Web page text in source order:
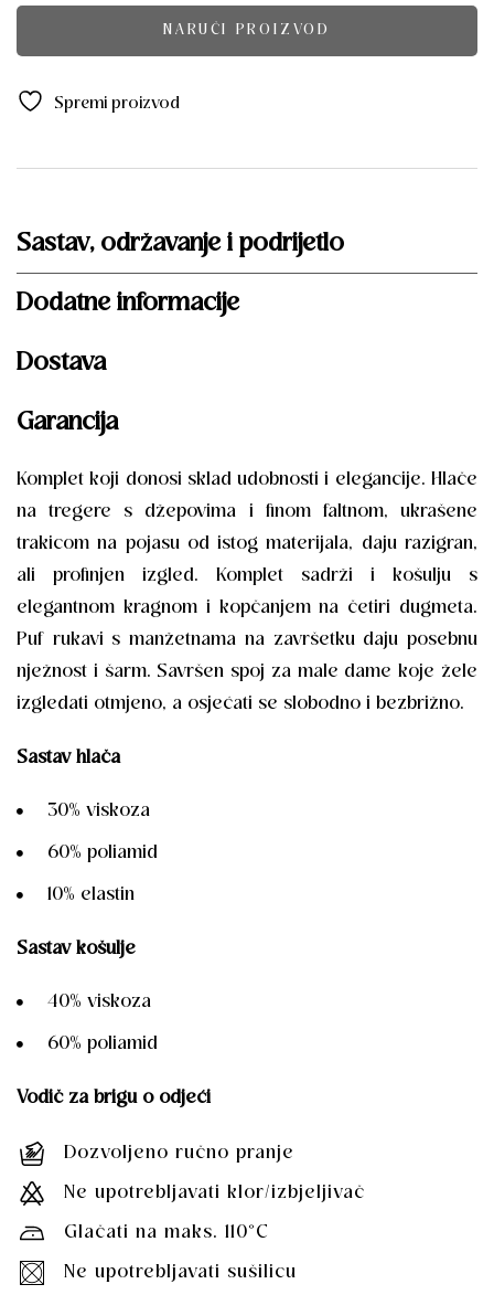
NARUČI PROIZVOD
Spremi proizvod
Sastav, održavanje i podrijetlo
Dodatne informacije
Dostava
Garancija
Komplet koji donosi sklad udobnosti i elegancije. Hlače
na tregere s džepovima i finom faltnom, ukrašene
trakicom na pojasu od istog materijala, daju razigran,
ali profinjen izgled. Komplet sadrži i košulju s
elegantnom kragnom i kopčanjem na četiri dugmeta.
Puf rukavi s manžetnama na završetku daju posebnu
nježnost i šarm. Savršen spoj za male dame koje žele
izgledati otmjeno, a osjećati se slobodno i bezbrižno.
Sastav hlača
30% viskoza
60% poliamid
10% elastin
Sastav košulje
40% viskoza
60% poliamid
Vodič za brigu o odjeći
Dozvoljeno ručno pranje
Ne upotrebljavati klor/izbjeljivač
Glačati na maks. 110°C
Ne upotrebljavati sušilicu